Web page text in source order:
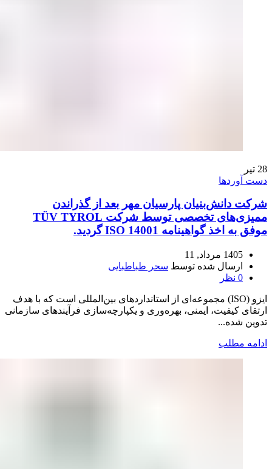
28 تیر
دست آوردها
شرکت دانش‌بنیان پارسیان مهر بعد از گذراندن
ممیزی‌های تخصصی توسط شرکت TÜV TYROL
موفق به اخذ گواهینامه ISO 14001 گردید.
1405 مرداد, 11
ارسال شده توسط سحر طباطبایی
0 نظر
ایزو (ISO) مجموعه‌ای از استانداردهای بین‌المللی است که با هدف
ارتقای کیفیت، ایمنی، بهره‌وری و یکپارچه‌سازی فرآیندهای سازمانی
تدوین شده‌...
ادامه مطلب